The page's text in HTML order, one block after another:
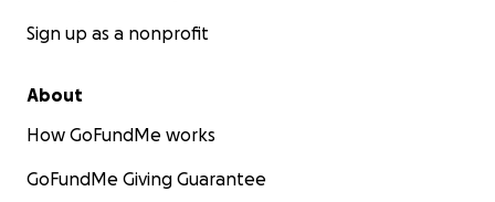
Sign up as a nonprofit
About
How GoFundMe works
GoFundMe Giving Guarantee